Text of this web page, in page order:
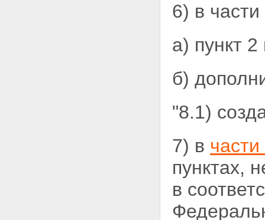
6) в
а) пункт
б)
"8.1)
7) в части
пунктах,
в